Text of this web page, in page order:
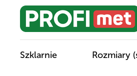
Szklarnie Rozmiary